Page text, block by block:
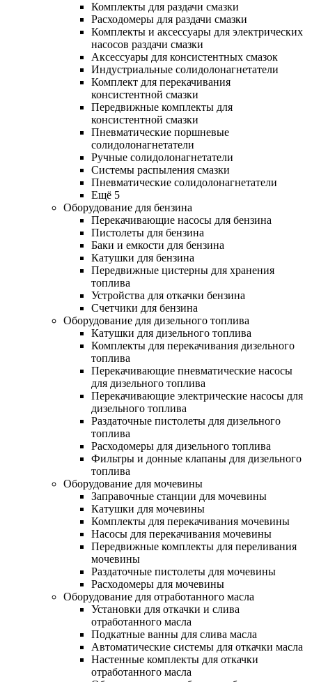
Комплекты для раздачи смазки
Расходомеры для раздачи смазки
Комплекты и аксессуары для электрических
насосов раздачи смазки
Аксессуары для консистентных смазок
Индустриальные солидолонагнетатели
Комплект для перекачивания
консистентной смазки
Передвижные комплекты для
консистентной смазки
Пневматические поршневые
солидолонагнетатели
Ручные солидолонагнетатели
Системы распыления смазки
Пневматические солидолонагнетатели
Ещё 5
Оборудование для бензина
Перекачивающие насосы для бензина
Пистолеты для бензина
Баки и емкости для бензина
Катушки для бензина
Передвижные цистерны для хранения
топлива
Устройства для откачки бензина
Счетчики для бензина
Оборудование для дизельного топлива
Катушки для дизельного топлива
Комплекты для перекачивания дизельного
топлива
Перекачивающие пневматические насосы
для дизельного топлива
Перекачивающие электрические насосы для
дизельного топлива
Раздаточные пистолеты для дизельного
топлива
Расходомеры для дизельного топлива
Фильтры и донные клапаны для дизельного
топлива
Оборудование для мочевины
Заправочные станции для мочевины
Катушки для мочевины
Комплекты для перекачивания мочевины
Насосы для перекачивания мочевины
Передвижные комплекты для переливания
мочевины
Раздаточные пистолеты для мочевины
Расходомеры для мочевины
Оборудование для отработанного масла
Установки для откачки и слива
отработанного масла
Подкатные ванны для слива масла
Автоматические системы для откачки масла
Настенные комплекты для откачки
отработанного масла